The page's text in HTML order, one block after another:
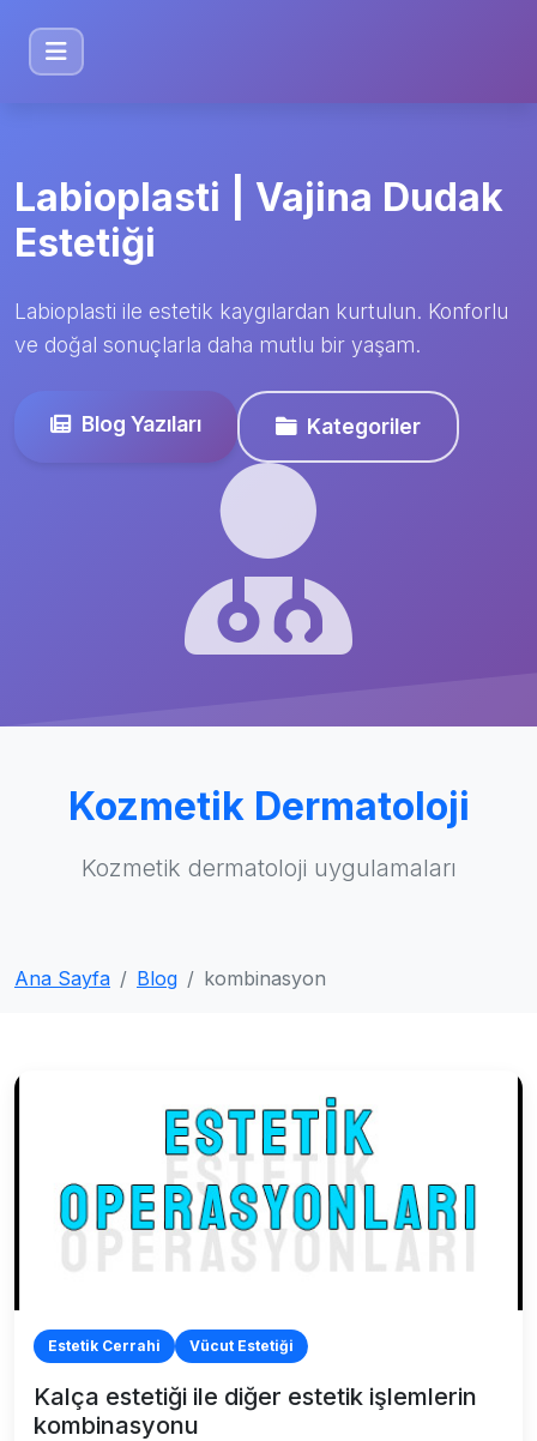
Labioplasti | Vajina Dudak
Estetiği
Labioplasti ile estetik kaygılardan kurtulun. Konforlu
ve doğal sonuçlarla daha mutlu bir yaşam.
Blog Yazıları Kategoriler
Kozmetik Dermatoloji
Kozmetik dermatoloji uygulamaları
Ana Sayfa Blog kombinasyon
Estetik Cerrahi Vücut Estetiği
Kalça estetiği ile diğer estetik işlemlerin
kombinasyonu